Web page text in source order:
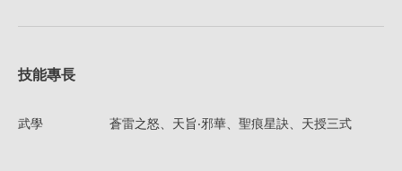
技能專長
武學 蒼雷之怒、天旨‧邪華、聖痕星訣、天授三式